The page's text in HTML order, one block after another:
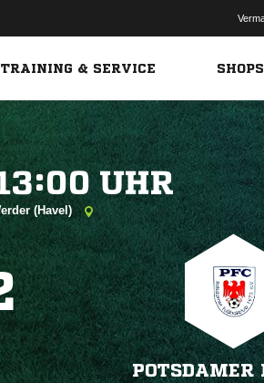
TRAINING & SERVICE SHOPS

(Havel)
POTSDAMER